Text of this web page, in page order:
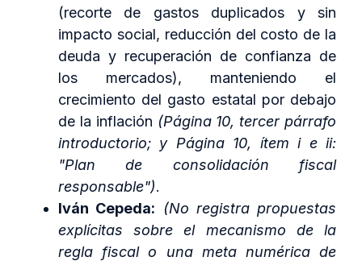
(recorte de gastos duplicados y sin
impacto social, reducción del costo de la
deuda y recuperación de confianza de
los mercados), manteniendo el
crecimiento del gasto estatal por debajo
de la inflación (Página 10, tercer párrafo
introductorio; y Página 10, ítem i e ii:
"Plan de consolidación fiscal
responsable").
Iván Cepeda:
(No registra propuestas
explícitas sobre el mecanismo de la
regla fiscal o una meta numérica de